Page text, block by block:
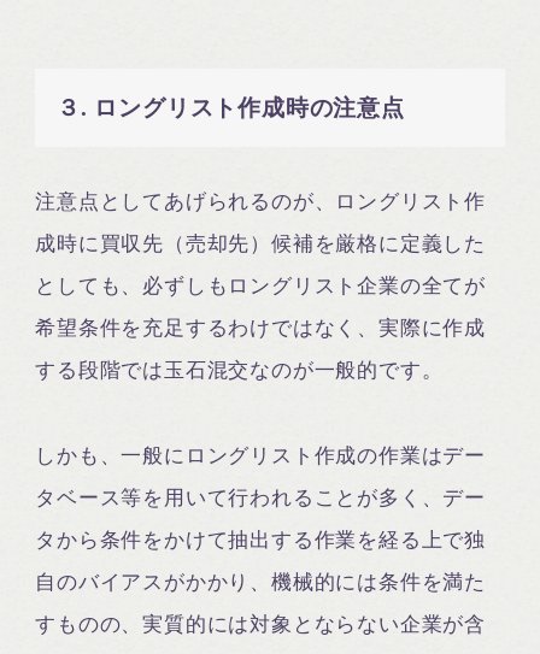
３. ロングリスト作成時の注意点
注意点としてあげられるのが、ロングリスト作
成時に買収先（売却先）候補を厳格に定義した
としても、必ずしもロングリスト企業の全てが
希望条件を充足するわけではなく、実際に作成
する段階では玉石混交なのが一般的です。
しかも、一般にロングリスト作成の作業はデー
タベース等を用いて行われることが多く、デー
タから条件をかけて抽出する作業を経る上で独
自のバイアスがかかり、機械的には条件を満た
すものの、実質的には対象とならない企業が含